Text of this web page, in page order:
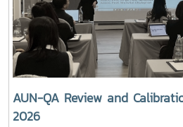
คุณภาพ
AUN-QA Review and
2026